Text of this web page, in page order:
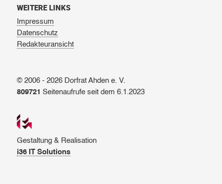
WEITERE LINKS
Impressum
Datenschutz
Redakteuransicht
© 2006 - 2026 Dorfrat Ahden e. V.
809721 Seitenaufrufe seit dem 6.1.2023
Gestaltung & Realisation
i36 IT Solutions